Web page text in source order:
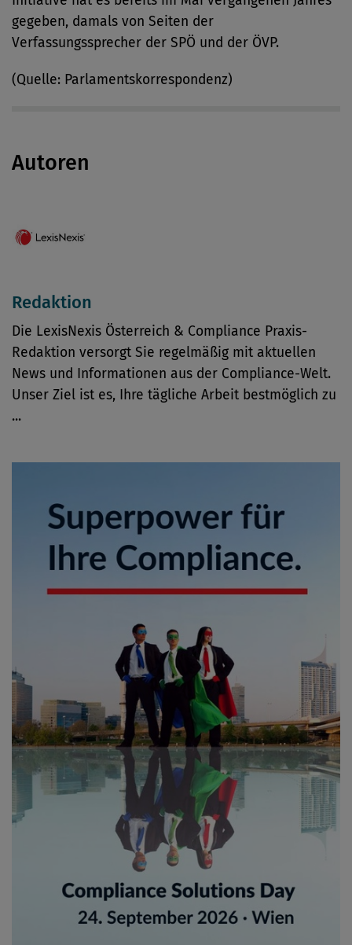
gegeben, damals von Seiten der
Verfassungssprecher der SPÖ und der ÖVP.
(Quelle: Parlamentskorrespondenz)
Autoren
Redaktion
Die LexisNexis Österreich & Compliance Praxis-
Redaktion versorgt Sie regelmäßig mit aktuellen
News und Informationen aus der Compliance-Welt.
Unser Ziel ist es, Ihre tägliche Arbeit bestmöglich zu
...